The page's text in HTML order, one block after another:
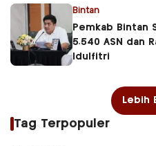
Bintan
Pemkab Bintan
5.540 ASN dan
Idulfitri
Lebih
Tag Terpopuler